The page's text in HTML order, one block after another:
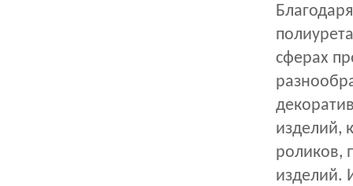
сферах
изделий,
роликов,
изделий.